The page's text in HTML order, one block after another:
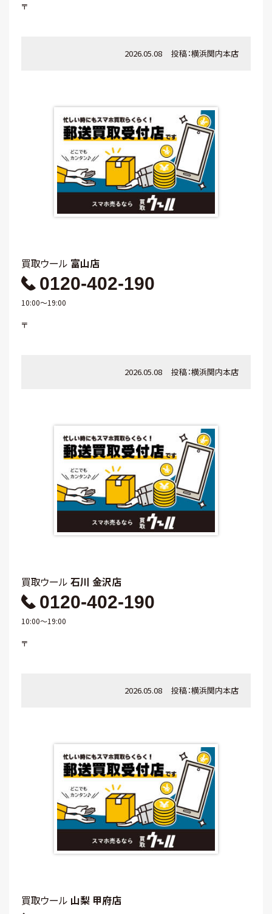
〒
2026.05.08 投稿：横浜関内本店
買取ウール 富山店
0120-402-190
10:00～19:00
〒
2026.05.08 投稿：横浜関内本店
買取ウール 石川 金沢店
0120-402-190
10:00～19:00
〒
2026.05.08 投稿：横浜関内本店
買取ウール 山梨 甲府店